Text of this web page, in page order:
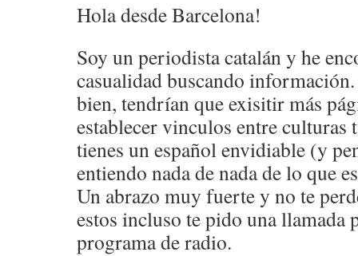
Hola desde Barcelona!
Soy un periodista catalán y he
casualidad buscando
bien, tendrían que exisitir más
establecer vinculos entre culturas
tienes un español envidiable (y
entiendo nada de nada de lo que
Un abrazo muy fuerte y no te
estos incluso te pido una llamada
programa de radio.